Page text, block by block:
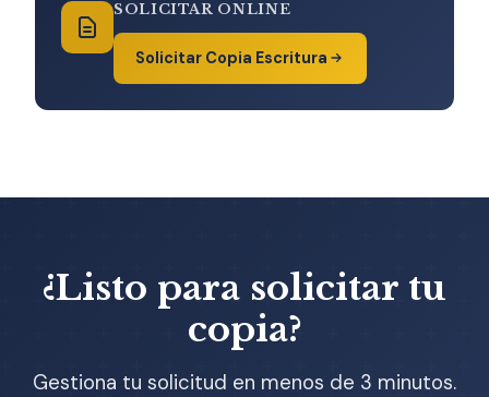
SOLICITAR ONLINE
Solicitar Copia Escritura
¿Listo para solicitar tu
copia?
Gestiona tu solicitud en menos de 3 minutos.